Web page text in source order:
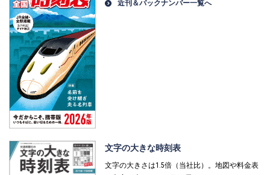
近刊＆バックナンバー一覧へ
文字の大きな時刻表
文字の大きさは1.5倍（当社比）。地図や料金表